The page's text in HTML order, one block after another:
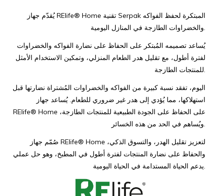
يُقدّم جهاز RElife® Home تقنية Serpak المبتكرة لحفظ الفواكه
يُساعد تصميمه المُبتكر على الحفاظ على نضارة الفواكه والخضراوات
لفترة أطول، مع تقليل هدر الطعام المنزلي، وتمكين الاستخدام الأمثل
اليوم، تفقد نسبة كبيرة من الفواكه والخضراوات المُشتراة نضارتها قبل
استهلاكها، مما يُؤدي إلى هدر غير ضروري للطعام. يُساعد جهاز
RElife® Home على الحفاظ على الجودة الطبيعية للمنتجات الطازجة،
صُمّم جهاز RElife® Home لتعزيز تقليل الهدر، والتسوق الذكي،
والحفاظ على نضارة المنتجات لفترة أطول في المطبخ، وهو حل عملي